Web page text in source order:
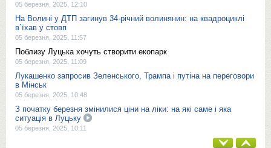
05 березня, 2025, 12:10
На Волині у ДТП загинув 34-річний волинянин: на квадроциклі
в`їхав у стовп
05 березня, 2025, 11:57
Поблизу Луцька хочуть створити екопарк
05 березня, 2025, 11:09
Лукашенко запросив Зеленського, Трампа і путіна на переговори
в Мінськ
05 березня, 2025, 10:48
З початку березня змінилися ціни на ліки: на які саме і яка
ситуація в Луцьку
05 березня, 2025, 10:11